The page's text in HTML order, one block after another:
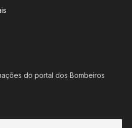
do portal dos Bombeiros